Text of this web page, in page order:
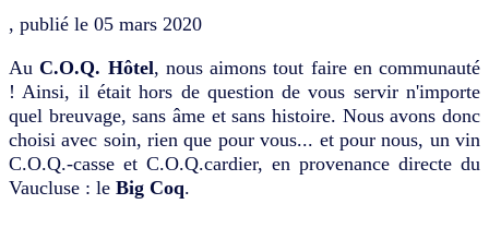
, publié le 05 mars 2020
AuC.O.Q. Hôtel, nous aimons tout faire en communauté
! Ainsi, il était hors de question de vous servir n'importe
quel breuvage, sans âme et sans histoire. Nous avons donc
choisi avec soin, rien que pour vous... et pour nous, un vin
C.O.Q.-casse et C.O.Q.cardier, en provenance directe du
Vaucluse : le Big Coq.